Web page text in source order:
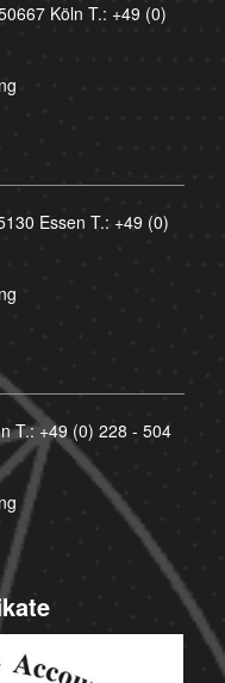
Köln T.: +49 (0)
Essen T.: +49 (0)
T.:+49 (0) 228 - 504